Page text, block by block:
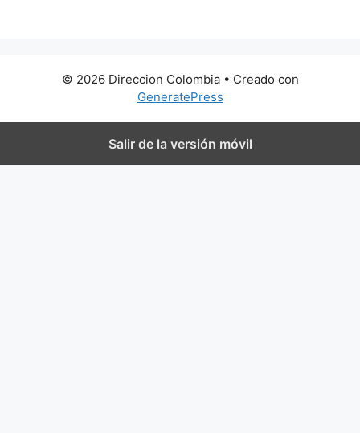
© 2026 Direccion Colombia• Creado con
GeneratePress
Salir de la versión móvil